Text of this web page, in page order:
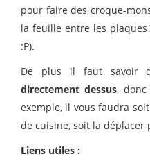
pour faire des croque-
la feuille entre les
:P).
De plus il faut savoir
directement dessus,
exemple, il vous faudra
de cuisine, soit la déplacer
Liens utiles :